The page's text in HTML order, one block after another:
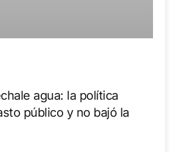
agua: la política
público y no bajó la